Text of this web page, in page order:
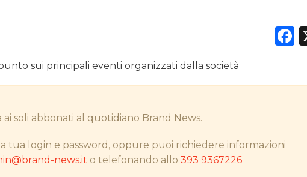
TREND
sui principali eventi organizzati dalla società
soli abbonati al quotidiano Brand News.
tua login e password, oppure puoi richiedere informazioni
news.it o telefonando allo393 9367226